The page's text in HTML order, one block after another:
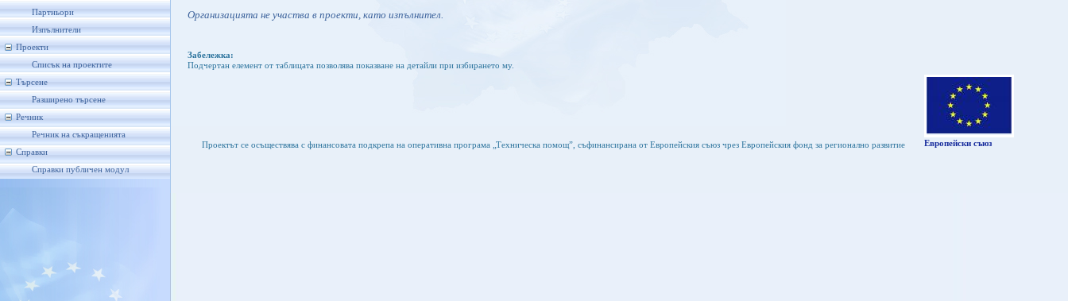
Партньори
Изпълнители
Проекти
Списък на проектите
Търсене
Разширено търсене
Речник
Речник на съкращенията
Справки
Справки публичен модул
Организацията не участва в проекти, като изпълнител.
Забележка:
Подчертан елемент от таблицата позволява показване на детайли при избирането му.
Проектът се осъществява с финансовата подкрепа на оперативна програма „Техническа помощ”, съфинансирана от Европейския съюз чрез Европейския фонд за регионално развитие Европейски съюз